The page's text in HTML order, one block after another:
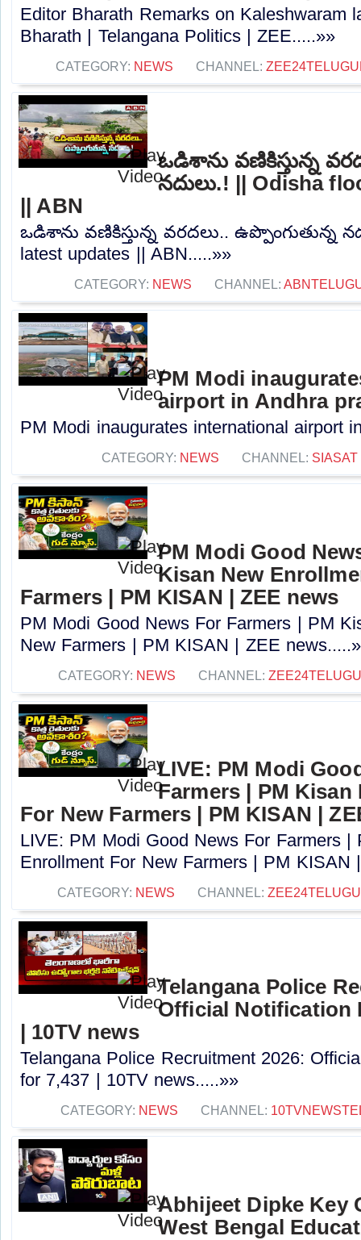
Editor Bharath Remarks on Kaleshwaram
Bharath | Telangana Politics | ZEE.....»»
CATEGORY: NEWS CHANNEL:
ఒడిశాను వణికిస్తున్న
నదులు.! || Odisha
|| ABN
ఒడిశాను వణికిస్తున్న వరదలు.. ఉప్పొంగుతున్న
latest updates || ABN.....»»
CATEGORY: NEWS CHANNEL:
PM Modi
airport in Andhra
PM Modi inaugurates international airport
CATEGORY: NEWS CHANNEL: SIASAT
PM Modi Good
Kisan New
Farmers | PM KISAN | ZEE news
PM Modi Good News For Farmers | PM
New Farmers | PM KISAN | ZEE
CATEGORY: NEWS CHANNEL:
LIVE: PM Modi
Farmers | PM
For New Farmers | PM KISAN |
LIVE: PM Modi Good News For Farmers |
Enrollment For New Farmers | PM KISAN
CATEGORY: NEWS CHANNEL:
Telangana Police
Official Notification
| 10TV news
Telangana Police Recruitment 2026:
for 7,437 | 10TV news.....»»
CATEGORY: NEWS CHANNEL:
Abhijeet Dipke Key
West Bengal